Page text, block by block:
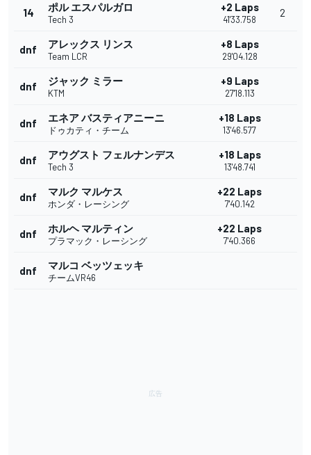
14 ポル エスパルガロ
Tech 3
+2 Laps
41'33.758
2
dnf アレックス リンス
Team LCR
+8 Laps
29'04.128
dnf ジャック ミラー
KTM
+9 Laps
27'18.113
dnf エネア バスティアニーニ
ドゥカティ・チーム
+18 Laps
13'46.577
dnf アウグスト フェルナンデス
Tech 3
+18 Laps
13'48.741
dnf マルク マルケス
ホンダ・レーシング
+22 Laps
7'40.142
dnf ホルヘ マルティン
プラマック・レーシング
+22 Laps
7'40.366
dnf マルコ ベッツェッキ
チームVR46